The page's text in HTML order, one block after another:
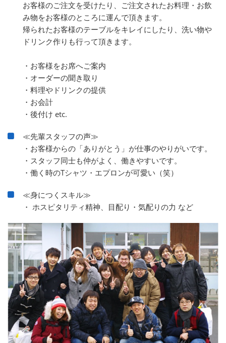
お客様のご注文を受けたり、ご注文されたお料理・お飲
み物をお客様のところに運んで頂きます。
帰られたお客様のテーブルをキレイにしたり、洗い物や
ドリンク作りも行って頂きます。
・お客様をお席へご案内
・オーダーの聞き取り
・料理やドリンクの提供
・お会計
・後付け etc.
≪先輩スタッフの声≫
・お客様からの「ありがとう」が仕事のやりがいです。
・スタッフ同士も仲がよく、働きやすいです。
・働く時のTシャツ・エプロンが可愛い（笑）
≪身につくスキル≫
・ ホスピタリティ精神、目配り・気配りの力 など